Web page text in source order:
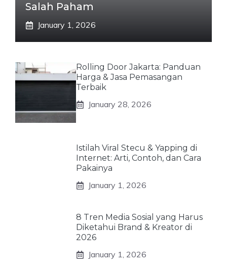
Salah Paham
January 1, 2026
Rolling Door Jakarta: Panduan
Harga & Jasa Pemasangan
Terbaik
January 28, 2026
Istilah Viral Stecu & Yapping di
Internet: Arti, Contoh, dan Cara
Pakainya
January 1, 2026
8 Tren Media Sosial yang Harus
Diketahui Brand & Kreator di
2026
January 1, 2026